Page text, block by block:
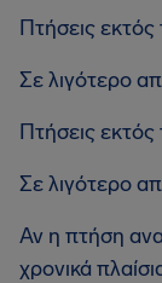
Πτήσεις
Σε λιγότερο
Πτήσεις
Σε λιγότερο
Αν η πτήση
χρονικά